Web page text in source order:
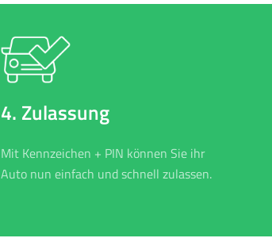
4. Zulassung
Mit Kennzeichen + PIN können Sie ihr
Auto nun einfach und schnell zulassen.